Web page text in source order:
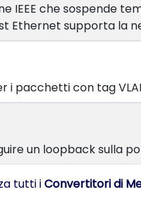
IEEE che sospende
supporta la
i pacchetti con tag
un loopback sulla
tutti iConvertitori di